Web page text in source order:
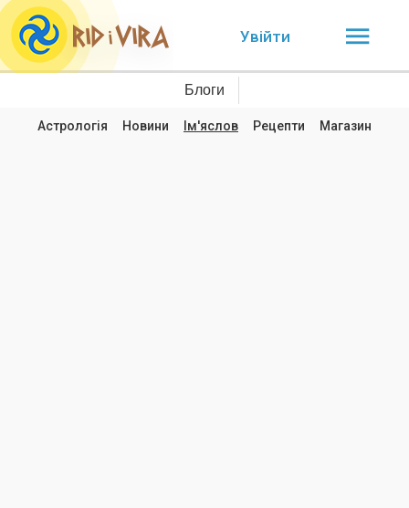
Увійти
Блоги
Астрологія Новини Ім'яслов Рецепти Магазин